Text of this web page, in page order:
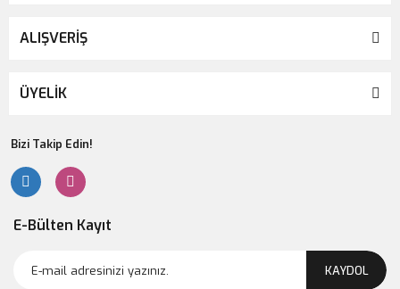
ALIŞVERİŞ
ÜYELİK
Bizi Takip Edin!
E-Bülten Kayıt
KAYDOL